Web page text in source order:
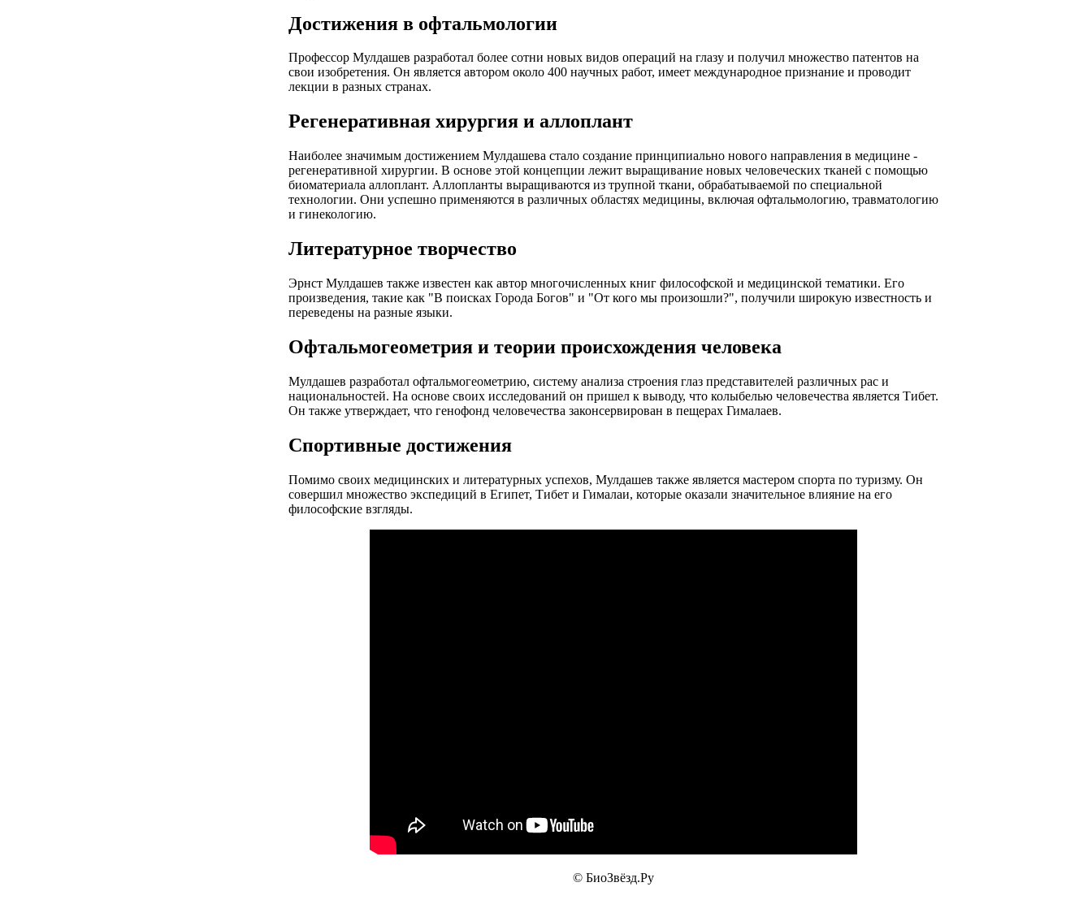
Достижения в офтальмологии
Профессор Мулдашев разработал более сотни новых видов операций на глазу и получил множество патентов на
свои изобретения. Он является автором около 400 научных работ, имеет международное признание и проводит
лекции в разных странах.
Регенеративная хирургия и аллоплант
Наиболее значимым достижением Мулдашева стало создание принципиально нового направления в медицине -
регенеративной хирургии. В основе этой концепции лежит выращивание новых человеческих тканей с помощью
биоматериала аллоплант. Аллопланты выращиваются из трупной ткани, обрабатываемой по специальной
технологии. Они успешно применяются в различных областях медицины, включая офтальмологию, травматологию
и гинекологию.
Литературное творчество
Эрнст Мулдашев также известен как автор многочисленных книг философской и медицинской тематики. Его
произведения, такие как "В поисках Города Богов" и "От кого мы произошли?", получили широкую известность и
переведены на разные языки.
Офтальмогеометрия и теории происхождения человека
Мулдашев разработал офтальмогеометрию, систему анализа строения глаз представителей различных рас и
национальностей. На основе своих исследований он пришел к выводу, что колыбелью человечества является Тибет.
Он также утверждает, что генофонд человечества законсервирован в пещерах Гималаев.
Спортивные достижения
Помимо своих медицинских и литературных успехов, Мулдашев также является мастером спорта по туризму. Он
совершил множество экспедиций в Египет, Тибет и Гималаи, которые оказали значительное влияние на его
философские взгляды.
© БиоЗвёзд.Ру